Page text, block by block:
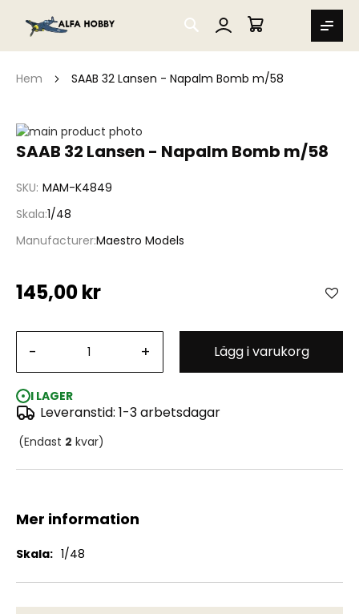
SEARCH
MIN VARUKORG
Hem SAAB 32 Lansen - Napalm Bomb m/58
SAAB 32 Lansen - Napalm Bomb m/58
SKU MAM-K4849
Skala 1/48
ManufacturerMaestro Models
145,00 kr
- + Lägg i varukorg
I LAGER
Leveranstid: 1-3 arbetsdagar
(Endast 2 kvar)
Hoppa
till
bildgalleriet
Hoppa
av
bildgalleriet
Mer information
Mer
1/48